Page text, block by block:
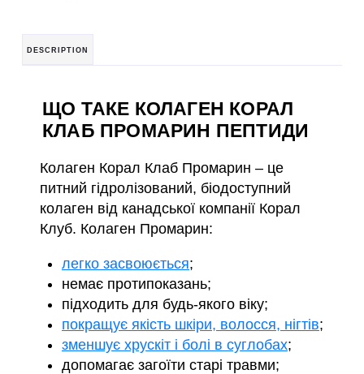
DESCRIPTION
ЩО ТАКЕ КОЛАГЕН КОРАЛ
КЛАБ ПРОМАРИН ПЕПТИДИ
Колаген Корал Клаб Промарин – це
питний гідролізований, біодоступний
колаген від канадської компанії Корал
Клуб. Колаген Промарин:
легко засвоюється;
немає протипоказань;
підходить для будь-якого віку;
покращує якість шкіри, волосся, нігтів;
зменшує хрускіт і болі в суглобах;
допомагає загоїти старі травми;